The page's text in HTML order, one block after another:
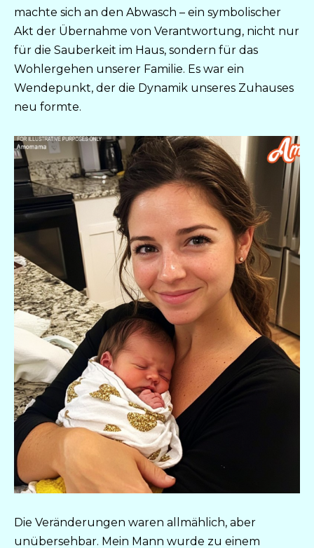
machte sich an den Abwasch – ein symbolischer
Akt der Übernahme von Verantwortung, nicht nur
für die Sauberkeit im Haus, sondern für das
Wohlergehen unserer Familie. Es war ein
Wendepunkt, der die Dynamik unseres Zuhauses
neu formte.
Die Veränderungen waren allmählich, aber
unübersehbar. Mein Mann wurde zu einem